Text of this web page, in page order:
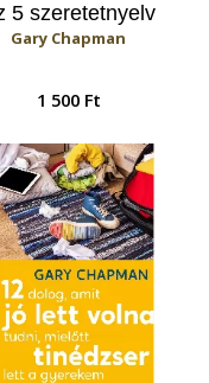
5 szeretetnyelv
ajándéka
Gary Chapman
1 500 Ft